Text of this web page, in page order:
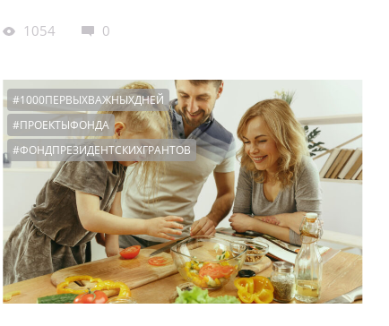
1054 0
#1000ПЕРВЫХВАЖНЫХДНЕЙ
#ПРОЕКТЫФОНДА
#ФОНДПРЕЗИДЕНТСКИХГРАНТОВ